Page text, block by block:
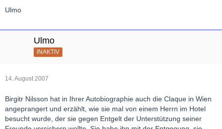
Ulmo
Ulmo
INAKTIV
14. August 2007
Birgitr Nilsson hat in Ihrer Autobiographie auch die Claque in Wien
angeprangert und erzählt, wie sie mal von einem Herrn im Hotel
besucht wurde, der sie gegen Entgelt der Unterstützung seiner